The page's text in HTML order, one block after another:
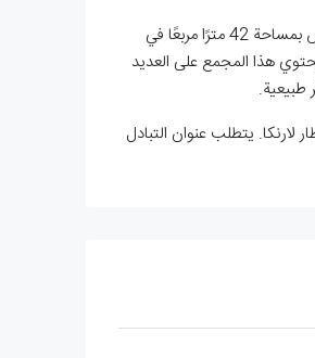
شقة من 5 غرف نوم بمساحة 198 مترًا مربعًا + تراس بمساحة 42 مترًا مربعًا في منطقة إيسينتيبي. شقة فريدة فاخرة من خمس غرف نوم بمساحة 198 مترًا مربعًا + تراس بمساحة 42 مترًا مربعًا في
هذا المجمع على العديد
عام 2023، مع شرفة بمساحة 42 متر مربع. يقع على بعد 35 دقيقة من مطار إركان و 55 دقيقة من مطار لارنكا. يتطلب عنوان التبادل